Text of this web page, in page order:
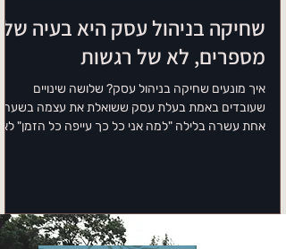
שחיקה בניהול עסק היא בעיה של
מספרים, לא של רגשות
איך מונעים שחיקה בניהול עסק? שלושה שינויים
שעובדים באמת בעלת עסק ששואלת את עצמה בשעה
אחת עשרה בלילה "למה אני כל כך עייפה כל הזמן" לא
שהתחושה "תעבור לבד" מבזבזת את המשאב היקר
ביותר שיש לה, את עצמה. שחיקה היא בעיה של תזרים